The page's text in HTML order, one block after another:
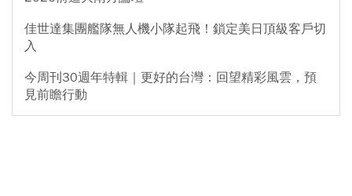
佳世達集團艦隊無人機小隊起飛！鎖定美日頂級客戶切
入
今周刊30週年特輯｜更好的台灣：回望精彩風雲，預
見前瞻行動